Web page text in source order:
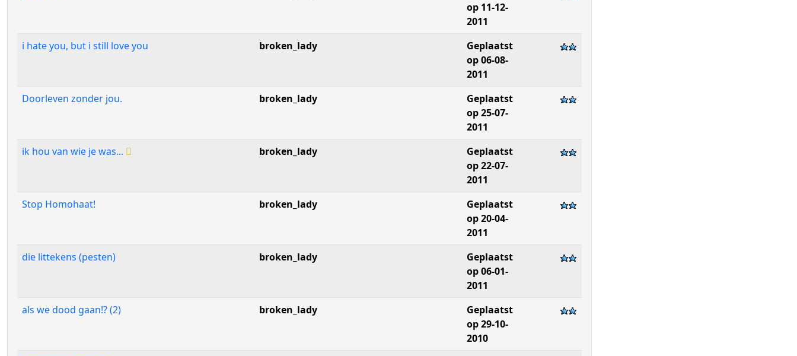
op 11-12-
2011
i hate you, but i still love you
broken_lady
Geplaatst
op 06-08-
2011
Doorleven zonder jou.
broken_lady
Geplaatst
op 25-07-
2011
ik hou van wie je was...
broken_lady
Geplaatst
op 22-07-
2011
Stop Homohaat!
broken_lady
Geplaatst
op 20-04-
2011
die littekens (pesten)
broken_lady
Geplaatst
op 06-01-
2011
als we dood gaan!? (2)
broken_lady
Geplaatst
op 29-10-
2010